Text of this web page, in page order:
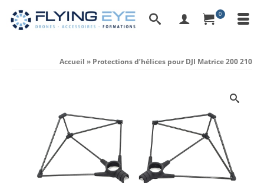
0
Accueil » Protections d’hélices pour DJI Matrice 200 210